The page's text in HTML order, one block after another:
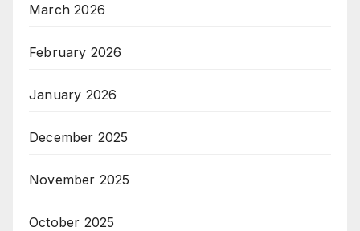
March 2026
February 2026
January 2026
December 2025
November 2025
October 2025